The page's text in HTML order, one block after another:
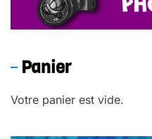
Panier
Votre panier est vide.